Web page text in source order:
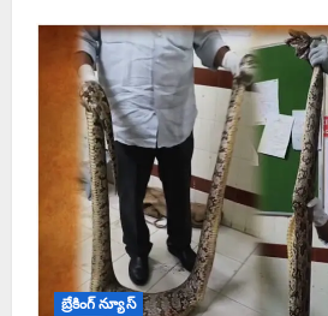
బ్రేకింగ్ న్యూస్